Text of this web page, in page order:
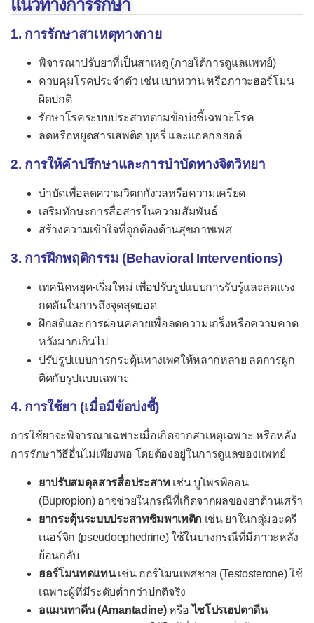
ปวดในถุงอัณฑะ
-- เฉพาะสตรี --
ตกขาวผิดปกติ
ปัญหารอบเดือน
รอบเดือนแรกไม่มา
รอบเดือนขาดหายไป
รอบเดือนไม่สม่ำเสมอ
ระดูออกมาก
เลือดออกหลังวัยหมดระดู
ภาวะแทรกซ้อนของการตั้งครรภ์
ตกเลือดระหว่างตั้งครรภ์
ตกเลือดหลังคลอด
น้ำเดินก่อนกำหนดคลอด
ความดันโลหิตสูง
ความดันโลหิตต่ำ
ความดันโลหิตกว้าง
ความดันโลหิตแคบ
ต่อมน้ำเหลืองโต
ตับโต
ม้ามโต
แนวทางการรักษา
1. การรักษาสาเหตุทางกาย
พิจารณาปรับยาที่เป็นสาเหตุ (ภายใต้การดูแลแพทย์)
ควบคุมโรคประจำตัว เช่น เบาหวาน หรือภาวะฮอร์โมน
ผิดปกติ
รักษาโรคระบบประสาทตามข้อบ่งชี้เฉพาะโรค
ลดหรือหยุดสารเสพติด บุหรี่ และแอลกอฮอล์
2. การให้คำปรึกษาและการบำบัดทางจิตวิทยา
บำบัดเพื่อลดความวิตกกังวลหรือความเครียด
เสริมทักษะการสื่อสารในความสัมพันธ์
สร้างความเข้าใจที่ถูกต้องด้านสุขภาพเพศ
3. การฝึกพฤติกรรม (Behavioral Interventions)
เทคนิคหยุด-เริ่มใหม่ เพื่อปรับรูปแบบการรับรู้และลดแรง
กดดันในการถึงจุดสุดยอด
ฝึกสติและการผ่อนคลายเพื่อลดความเกร็งหรือความคาด
หวังมากเกินไป
ปรับรูปแบบการกระตุ้นทางเพศให้หลากหลาย ลดการผูก
ติดกับรูปแบบเฉพาะ
4. การใช้ยา (เมื่อมีข้อบ่งชี้)
การใช้ยาจะพิจารณาเฉพาะเมื่อเกิดจากสาเหตุเฉพาะ หรือหลัง
การรักษาวิธีอื่นไม่เพียงพอ โดยต้องอยู่ในการดูแลของแพทย์
ยาปรับสมดุลสารสื่อประสาทเช่น บูโพรพิออน
(Bupropion) อาจช่วยในกรณีที่เกิดจากผลของยาต้านเศร้า
ยากระตุ้นระบบประสาทซิมพาเทติก เช่น ยาในกลุ่มอะดรี
เนอร์จิก (pseudoephedrine) ใช้ในบางกรณีที่มีภาวะหลั่ง
ย้อนกลับ
ฮอร์โมนทดแทนเช่น ฮอร์โมนเพศชาย (Testosterone) ใช้
เฉพาะผู้ที่มีระดับต่ำกว่าปกติจริง
อแมนทาดีน (Amantadine)หรือไซโปรเฮปตาดีน